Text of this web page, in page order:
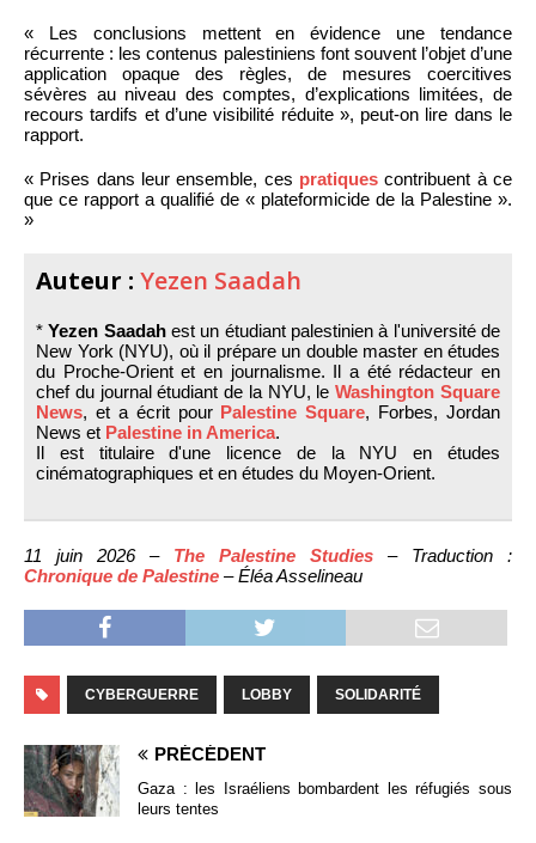
« Les conclusions mettent en évidence une tendance
récurrente : les contenus palestiniens font souvent l’objet d’une
application opaque des règles, de mesures coercitives
sévères au niveau des comptes, d’explications limitées, de
recours tardifs et d’une visibilité réduite », peut-on lire dans le
rapport.
« Prises dans leur ensemble, ces pratiques contribuent à ce
que ce rapport a qualifié de « plateformicide de la Palestine ».
»
Auteur : Yezen Saadah
*Yezen Saadahest un étudiant palestinien à l'université de
New York (NYU), où il prépare un double master en études
du Proche-Orient et en journalisme. Il a été rédacteur en
chef du journal étudiant de la NYU, leWashington Square
News, et a écrit pour Palestine Square, Forbes, Jordan
News et Palestine in America.
Il est titulaire d'une licence de la NYU en études
cinématographiques et en études du Moyen-Orient.
11 juin 2026 – The Palestine Studies – Traduction :
Chronique de Palestine – Éléa Asselineau
CYBERGUERRE LOBBY SOLIDARITÉ
PRÉCÉDENT
Gaza : les Israéliens bombardent les réfugiés sous
leurs tentes